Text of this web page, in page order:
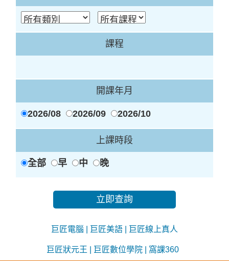
課程
開課年月
2026/08 2026/09 2026/10
上課時段
全部 早 中 晚
立即查詢
巨匠電腦 巨匠美語 巨匠線上真人
巨匠狀元王 巨匠數位學院 窩課360